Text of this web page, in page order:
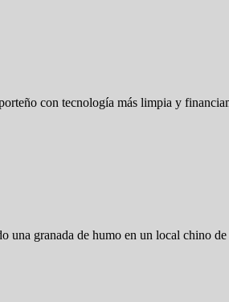
con tecnología más limpia y
una granada de humo en un local